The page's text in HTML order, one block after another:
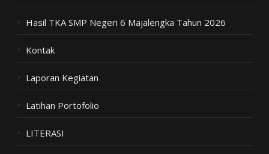
Hasil TKA SMP Negeri 6 Majalengka Tahun 2026
Kontak
Laporan Kegiatan
Latihan Portofolio
LITERASI